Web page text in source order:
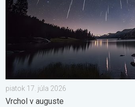
piatok 17. júla 2026
Vrchol v auguste